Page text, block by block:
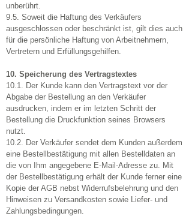
unberührt.
9.5. Soweit die Haftung des Verkäufers
ausgeschlossen oder beschränkt ist, gilt dies auch
für die persönliche Haftung von Arbeitnehmern,
Vertretern und Erfüllungsgehilfen.
10. Speicherung des Vertragstextes
10.1. Der Kunde kann den Vertragstext vor der
Abgabe der Bestellung an den Verkäufer
ausdrucken, indem er im letzten Schritt der
Bestellung die Druckfunktion seines Browsers
nutzt.
10.2. Der Verkäufer sendet dem Kunden außerdem
eine Bestellbestätigung mit allen Bestelldaten an
die von Ihm angegebene E-Mail-Adresse zu. Mit
der Bestellbestätigung erhält der Kunde ferner eine
Kopie der AGB nebst Widerrufsbelehrung und den
Hinweisen zu Versandkosten sowie Liefer- und
Zahlungsbedingungen.